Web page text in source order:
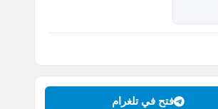
فتح في تلغرام